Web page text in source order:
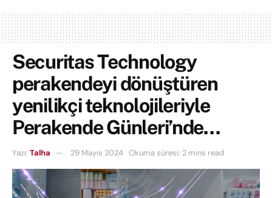
Securitas Technology
perakendeyi dönüştüren
yenilikçi teknolojileriyle
Perakende Günleri’nde…
Yazı: Talha 29 Mayıs 2024 Okuma süresi: 2 mins read